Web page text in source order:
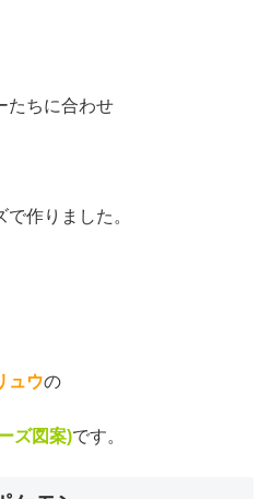
たちに合わせ
作りました。
ュウの
ズ図案)です。